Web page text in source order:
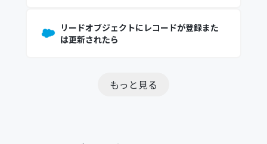
リードオブジェクトにレコードが登録また
は更新されたら
もっと見る